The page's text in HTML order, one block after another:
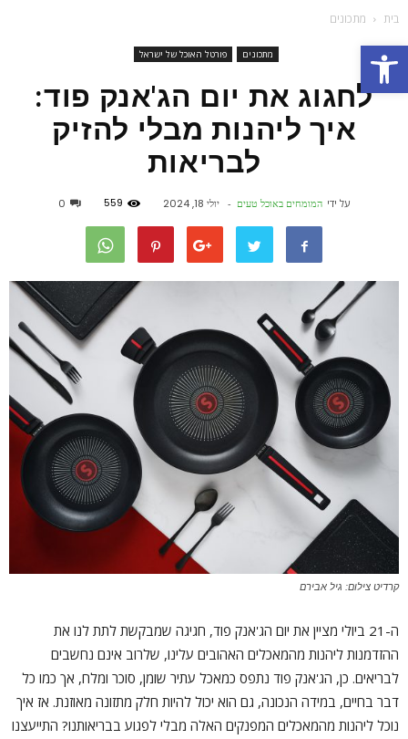
פתח סרגל נגישות
בית מתכונים
מתכונים פורטל האוכל של ישראל
לחגוג את יום הג'אנק פוד:
איך ליהנות מבלי להזיק
לבריאות
על ידי המומחים באוכל טעים - יולי 18, 2024 559
0
קרדיט צילום: גיל אבירם
ה-21 ביולי מציין את יום הג'אנק פוד, חגיגה שמבקשת לתת לנו את
ההזדמנות ליהנות מהמאכלים האהובים עלינו, שלרוב אינם נחשבים
לבריאים. כן, הג'אנק פוד נתפס כמאכל עתיר שומן, סוכר ומלח, אך כמו כל
דבר בחיים, במידה הנכונה, גם הוא יכול להיות חלק מתזונה מאוזנת. אז איך
נוכל ליהנות מהמאכלים המפנקים האלה מבלי לפגוע בבריאותנו? התייעצנו